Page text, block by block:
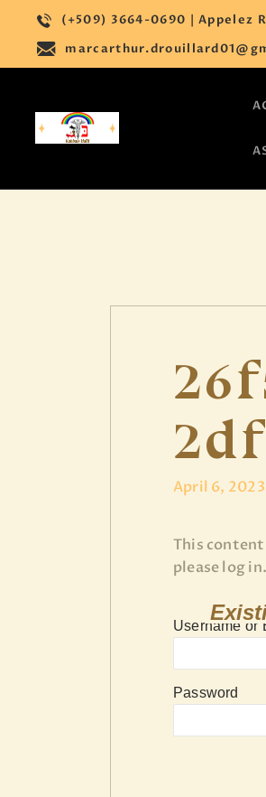
(+509) 3664-0690 | Appelez
April 6, 2023
This
please log
Username or
Password